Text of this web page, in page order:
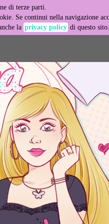
di terze parti.
Se continui nella navigazione
la privacy policy di questo sito.
and user-agent
generate usage